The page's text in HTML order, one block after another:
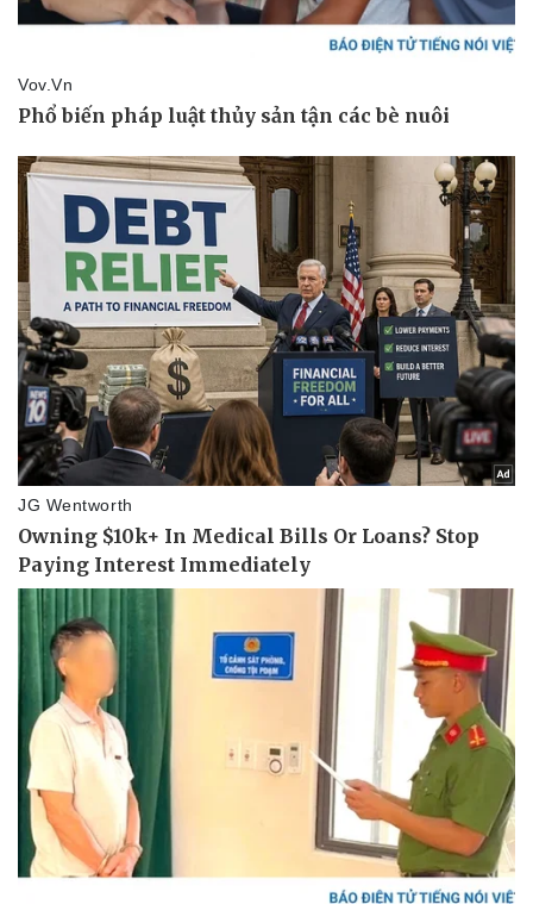
Thể thao
Bóng đá
Lịch thi đấu bóng đá
Thế giới thể thao
Ô tô - Xe máy
Ô tô
Xe máy